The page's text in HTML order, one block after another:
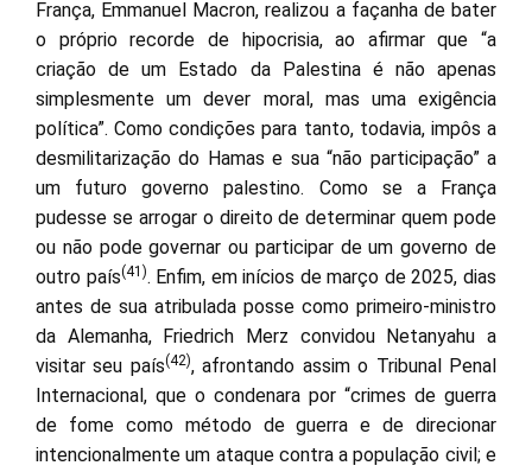
França, Emmanuel Macron, realizou a façanha de bater
o próprio recorde de hipocrisia, ao afirmar que “a
criação de um Estado da Palestina é não apenas
simplesmente um dever moral, mas uma exigência
política”. Como condições para tanto, todavia, impôs a
desmilitarização do Hamas e sua “não participação” a
um futuro governo palestino. Como se a França
pudesse se arrogar o direito de determinar quem pode
ou não pode governar ou participar de um governo de
outro país(41). Enfim, em inícios de março de 2025, dias
antes de sua atribulada posse como primeiro-ministro
da Alemanha, Friedrich Merz convidou Netanyahu a
visitar seu país(42), afrontando assim o Tribunal Penal
Internacional, que o condenara por “crimes de guerra
de fome como método de guerra e de direcionar
intencionalmente um ataque contra a população civil; e